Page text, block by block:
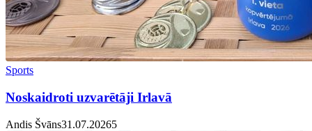
Sports
Noskaidroti uzvarētāji Irlavā
Andis Švāns31.07.20265